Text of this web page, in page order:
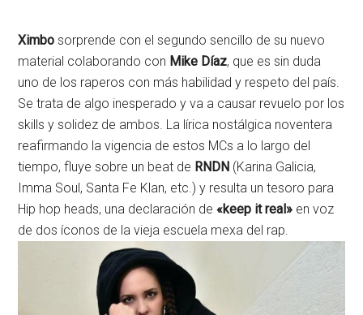
Ximbo sorprende con el segundo sencillo de su nuevo
material colaborando con Mike Díaz, que es sin duda
uno de los raperos con más habilidad y respeto del país.
Se trata de algo inesperado y va a causar revuelo por los
skills y solidez de ambos. La lírica nostálgica noventera
reafirmando la vigencia de estos MCs a lo largo del
tiempo, fluye sobre un beat de RNDN (Karina Galicia,
Imma Soul, Santa Fe Klan, etc.) y resulta un tesoro para
Hip hop heads, una declaración de«keep it real» en voz
de dos íconos de la vieja escuela mexa del rap.